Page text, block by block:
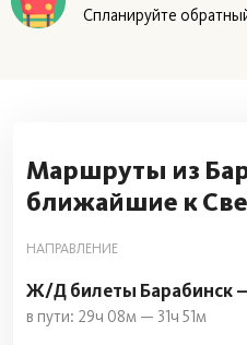
Спланируйте
Маршруты из
ближайшие к
НАПРАВЛЕНИЕ
Ж/Д билеты Барабинск
29ч 08м — 31ч 51м